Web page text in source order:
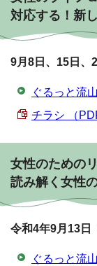
対応する！新
9月8日、15日、
ぐるっと流山
チラシ （
女性のための
読み解く女性
令和4年9月13日
ぐるっと流山